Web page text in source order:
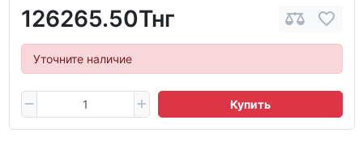
126265.50Тнг
Уточните наличие
Купить